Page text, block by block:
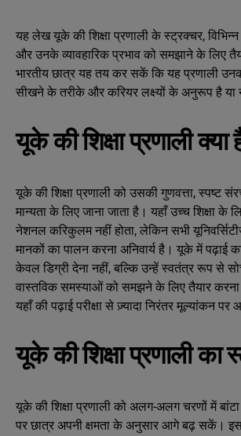
यह लेख यूके की शिक्षा प्रणाली के स्ट्रक्चर, विभिन्न
और उनके व्यावहारिक प्रभाव को समझाने के लिए
भारतीय छात्र यह तय कर सकें कि यह प्रणाली
सीखने के तरीके और करियर लक्ष्यों के अनुरूप है या
यूके की शिक्षा प्रणाली क्या
यूके की शिक्षा प्रणाली को उसकी गुणवत्ता, स्पष्ट
मान्यता के लिए जाना जाता है। यहाँ उच्च शिक्षा के
नेशनल करिकुलम नहीं होता, लेकिन सभी
मानकों का पालन करना अनिवार्य है। यूके में पढ़ाई
केवल डिग्री देना नहीं, बल्कि उन्हें स्वतंत्र रूप से
वास्तविक समस्याओं को समझने के लिए तैयार
यहाँ की पढ़ाई परीक्षा से ज़्यादा निरंतर मूल्यांकन पर
यूके की शिक्षा प्रणाली का
यूके की शिक्षा प्रणाली को अलग-अलग चरणों में
पर छात्र अपनी क्षमता के अनुसार आगे बढ़ सकें।